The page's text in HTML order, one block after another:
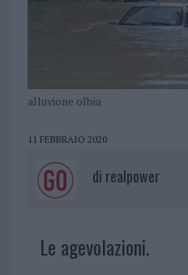
alluvione olbia
11 FEBBRAIO 2020
di realpower
Le agevolazioni.